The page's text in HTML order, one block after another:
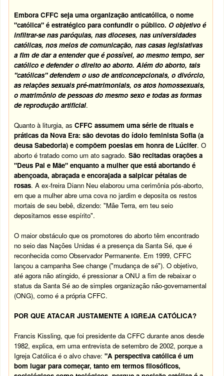
Embora CFFC seja uma organização anticatólica, o nome
"católica" é estratégico para confundir o público. O objetivo é
infiltrar-se nas paróquias, nas dioceses, nas universidades
católicas, nos meios de comunicação, nas casas legislativas
a fim de dar a entender que é possível, ao mesmo tempo, ser
católico e defender o direito ao aborto. Além do aborto, tais
"católicas" defendem o uso de anticoncepcionais, o divórcio,
as relações sexuais pré-matrimoniais, os atos homossexuais,
o matrimônio de pessoas do mesmo sexo e todas as formas
de reprodução artificial.
Quanto à liturgia, asCFFC assumem uma série de rituais e
práticas da Nova Era: são devotas do ídolo feminista Sofia (a
deusa Sabedoria) e compõem poesias em honra de Lúcifer. O
aborto é tratado como um ato sagrado. São recitadas orações a
"Deus Pai e Mãe" enquanto a mulher que está abortando é
abençoada, abraçada e encorajada a salpicar pétalas de
rosas. A ex-freira Diann Neu elaborou uma cerimônia pós-aborto,
em que a mulher abre uma cova no jardim e deposita os restos
mortais de seu bebê, dizendo: "Mãe Terra, em teu seio
depositamos esse espírito".
O maior obstáculo que os promotores do aborto têm encontrado
no seio das Nações Unidas é a presença da Santa Sé, que é
reconhecida como Observador Permanente. Em 1999, CFFC
lançou a campanha See change ("mudança de sé"). O objetivo,
até agora não atingido, é pressionar a ONU a fim de rebaixar o
status da Santa Sé ao de simples organização não-governamental
(ONG), como é a própria CFFC.
POR QUE ATACAR JUSTAMENTE A IGREJA CATÓLICA?
Francis Kissling, que foi presidente da CFFC durante anos desde
1982, explica, em uma entrevista de setembro de 2002, porque a
Igreja Católica é o alvo chave:"A perspectiva católica é um
bom lugar para começar, tanto em termos filosóficos,